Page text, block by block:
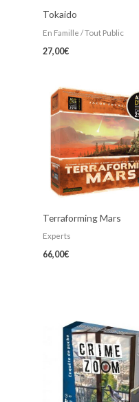
Tokaido
En Famille / Tout Public
27,00€
Terraforming Mars
Experts
66,00€